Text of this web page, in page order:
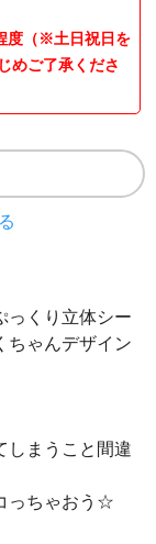
度（※土日祝日を
めご了承くださ
っくり立体シー
ちゃんデザイン
しまうこと間違
っちゃおう☆